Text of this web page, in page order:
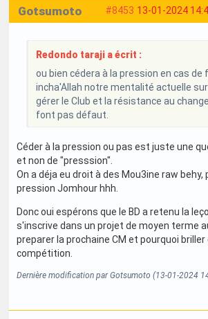
#8453 13-01-2024
Gotsumoto
Redondo taraji a écrit :
ou bien cédera à la pression en cas de
incha'Allah notre mentalité actuelle
gérer le Club et la résistance au
font pas défaut.
Céder à la pression ou pas est juste une
et non de "presssion".
On a déja eu droit à des Mou3ine raw behy,
pression Jomhour hhh.
Donc oui espérons que le BD a retenu la
s'inscrive dans un projet de moyen terme
preparer la prochaine CM et pourquoi
compétition.
Dernière modification par Gotsumoto (13-01-2024